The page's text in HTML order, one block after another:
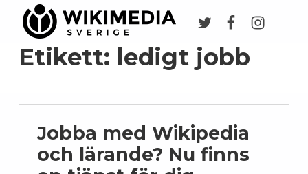
Etikett: ledigt jobb
Jobba med Wikipedia
och lärande? Nu finns